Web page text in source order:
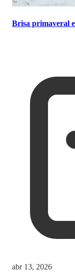
Brisa primaveral
abr 13, 2026